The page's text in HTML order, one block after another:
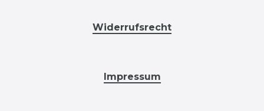
Widerrufsrecht
Impressum